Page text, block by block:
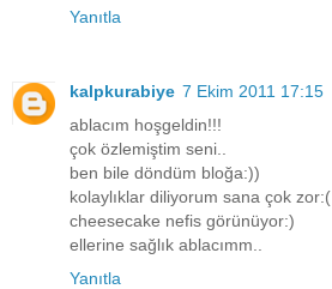
Yanıtla
kalpkurabiye 7 Ekim 2011 17:15
ablacım hoşgeldin!!!
çok özlemiştim seni..
ben bile döndüm bloğa:))
kolaylıklar diliyorum sana çok zor:(
cheesecake nefis görünüyor:)
ellerine sağlık ablacımm..
Yanıtla